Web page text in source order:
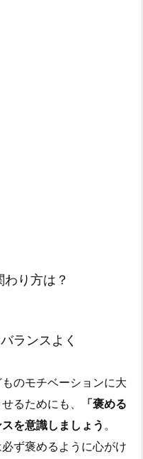
り方は？
ランスよく
のモチベーションに大
るためにも、
「褒める
を意識しましょう 。
ず褒めるように心がけ